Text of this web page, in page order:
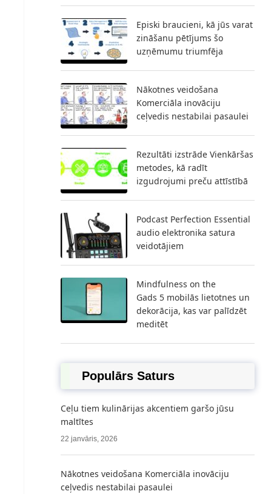
Episki braucieni, kā jūs varat
zināšanu pētījums šo
uzņēmumu triumfēja
Nākotnes veidošana
Komerciāla inovāciju
ceļvedis nestabilai pasaulei
Rezultāti izstrāde Vienkāršas
metodes, kā radīt
izgudrojumi preču attīstībā
Podcast Perfection Essential
audio elektronika satura
veidotājiem
Mindfulness on the
Gads 5 mobilās lietotnes un
dekorācija, kas var palīdzēt
meditēt
Populārs Saturs
Ceļu tiem kulinārijas akcentiem garšo jūsu
maltītes
22 janvāris, 2026
Nākotnes veidošana Komerciāla inovāciju
ceļvedis nestabilai pasaulei